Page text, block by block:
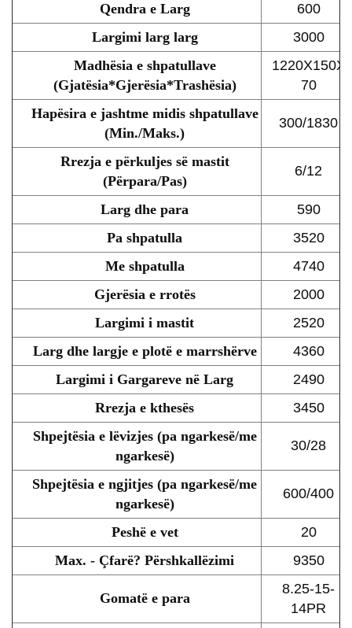
Qendra e Larg
600
Largimi larg larg
3000
Madhësia e shpatullave
(Gjatësia*Gjerësia*Trashësia)
1220X150X
70
Hapësira e jashtme midis shpatullave
(Min./Maks.)
300/1830
Rrezja e përkuljes së mastit
(Përpara/Pas)
6/12
Larg dhe para
590
Pa shpatulla
3520
Me shpatulla
4740
Gjerësia e rrotës
2000
Largimi i mastit
2520
Larg dhe largje e plotë e marrshërve
4360
Largimi i Gargareve në Larg
2490
Rrezja e kthesës
3450
Shpejtësia e lëvizjes (pa ngarkesë/me
ngarkesë)
30/28
Shpejtësia e ngjitjes (pa ngarkesë/me
ngarkesë)
600/400
Peshë e vet
20
Max. - Çfarë? Përshkallëzimi
9350
Gomatë e para
8.25-15-
14PR